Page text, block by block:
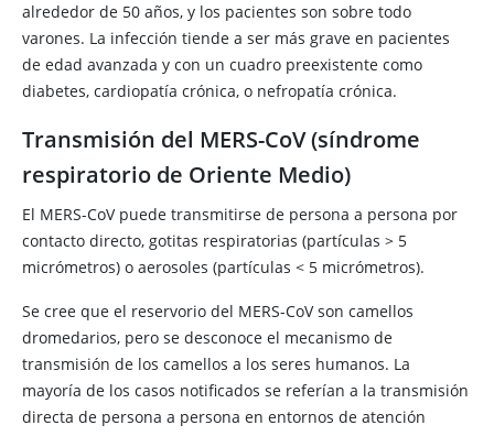
alrededor de 50 años, y los pacientes son sobre todo
varones. La infección tiende a ser más grave en pacientes
de edad avanzada y con un cuadro preexistente como
diabetes, cardiopatía crónica, o nefropatía crónica.
Transmisión del MERS-CoV (síndrome
respiratorio de Oriente Medio)
El MERS-CoV puede transmitirse de persona a persona por
contacto directo, gotitas respiratorias (partículas > 5
micrómetros) o aerosoles (partículas < 5 micrómetros).
Se cree que el reservorio del MERS-CoV son camellos
dromedarios, pero se desconoce el mecanismo de
transmisión de los camellos a los seres humanos. La
mayoría de los casos notificados se referían a la transmisión
directa de persona a persona en entornos de atención